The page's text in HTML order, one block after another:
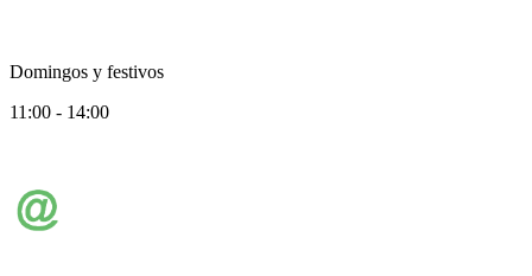
Domingos y festivos
11:00 - 14:00